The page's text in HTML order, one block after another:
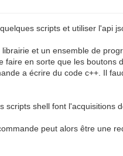
scripts et utiliser l'api
et un ensemble de
en sorte que les boutons
a écrire du code c++. Il
shell font l'acquisitions
peut alors être une